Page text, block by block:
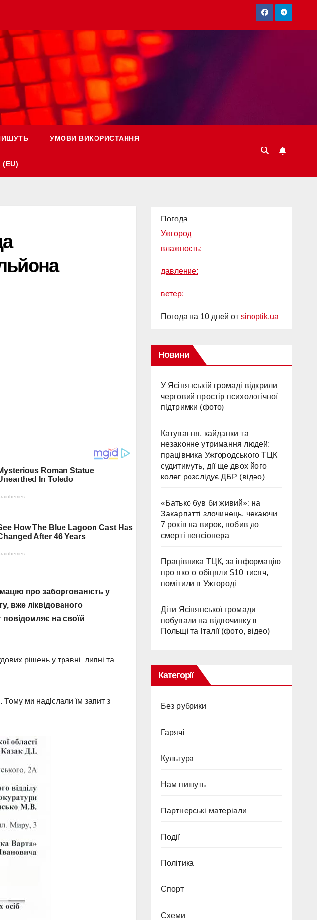
УМОВИ ВИКОРИСТАННЯ
(EU)
про заборгованість у
, вже ліквідованого
повідомляє на своїй
рішень у травні, липні та
Тому ми надіслали їм запит з
Погода
Ужгород
влажность:
давление:
ветер:
Погода на 10 дней от sinoptik.ua
Новини
У Ясінянській громаді відкрили
черговий простір психологічної
підтримки (фото)
Катування, кайданки та
незаконне утримання людей:
працівника Ужгородського ТЦК
судитимуть, дії ще двох його
колег розслідує ДБР (відео)
«Батько був би живий»: на
Закарпатті злочинець, чекаючи
7 років на вирок, побив до
смерті пенсіонера
Працівника ТЦК, за інформацію
про якого обіцяли $10 тисяч,
помітили в Ужгороді
Діти Ясінянської громади
побували на відпочинку в
Польщі та Італії (фото, відео)
Категорії
Без рубрики
Гарячi
Культура
Нам пишуть
Партнерські матеріали
Події
Політика
Спорт
Схеми